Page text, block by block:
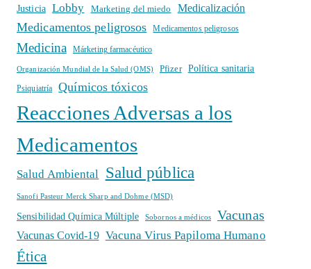
Justicia
Lobby Marketing del miedo Medicalización
Medicamentos peligrosos Medicamentos peligrosos
Medicina Márketing farmacéutico
Organización Mundial de la Salud (OMS) Pfizer Política sanitaria
Psiquiatría Químicos tóxicos
Reacciones Adversas a los
Medicamentos
Salud Ambiental Salud pública
Sanofi Pasteur Merck Sharp and Dohme (MSD)
Sensibilidad Química Múltiple Sobornos a médicos Vacunas
Vacunas Covid-19 Vacuna Virus Papiloma Humano
Ética